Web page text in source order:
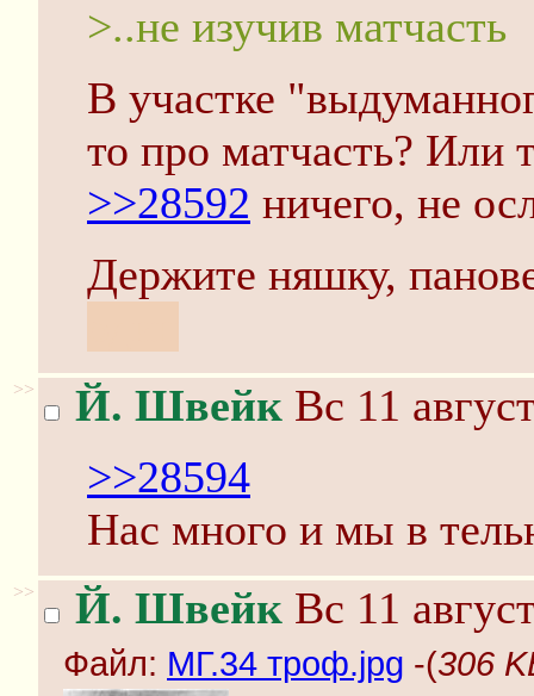
>..не изучив матчасть
В участке
то про матчасть? Или
>>28592 ничего, не
Держите няшку,
>> Й. Швейк Вс 11
>>28594
Нас много и мы в
>> Й. Швейк Вс 11
Файл: МГ.34 троф.jpg -(306